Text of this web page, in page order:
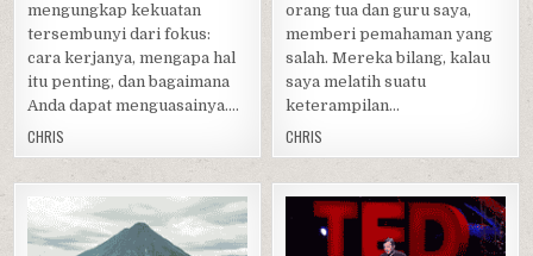
mengungkap kekuatan
tersembunyi dari fokus:
cara kerjanya, mengapa hal
itu penting, dan bagaimana
Anda dapat menguasainya….
CHRIS
orang tua dan guru saya,
memberi pemahaman yang
salah. Mereka bilang, kalau
saya melatih suatu
keterampilan…
CHRIS